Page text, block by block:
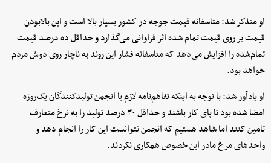
او متذکر شد: متاسفانه قیمت جوجه در کشور بسیار بالا است و این بالابودن
قیمت بر روی قیمت تمام شده اثر فراوانی می‌گذارد و حداقل ده درصد قیمت
تمام‌شده را افزایش می‌دهد که متاسفانه فشار این روند به ناچار روی دوش مردم
خواهد بود.
او یادآور شد: با توجه به اینکه تفاهم‌نامه لازم با انجمن تولیدکنندگان یک‌روزه
امضا شده بود تا پای کار باشند و حداقل ۳۰ درصد تولید را به نرخ متعارف
تامین کنند اما شاهد هستیم که انجمن نتوانست این کار را انجام دهد و
واحدهای مرغ مادر این خصوص همکاری نکردند.